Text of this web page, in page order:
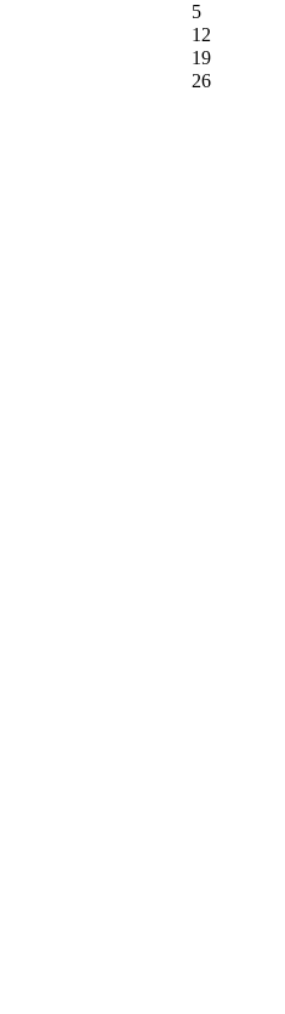
5
12
19
26